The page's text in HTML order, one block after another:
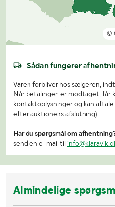
©
Sådan fungerer
Varen forbliver hos sælgeren,
Når betalingen er modtaget, får
kontaktoplysninger og kan
efter auktionens afslutning).
Har du spørgsmål om
send en e-mail til
Almindelige